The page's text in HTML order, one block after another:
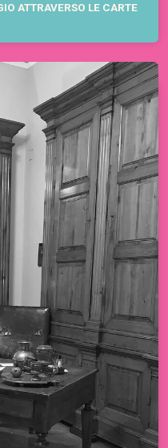
ATTRAVERSO LE CARTE